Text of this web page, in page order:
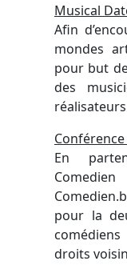
Musical
Afin
mondes
pour but
des
En
pour la
droits